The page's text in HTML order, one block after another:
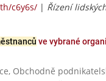
c6y6s/ | Řízení
ve vybrané
Obchodně